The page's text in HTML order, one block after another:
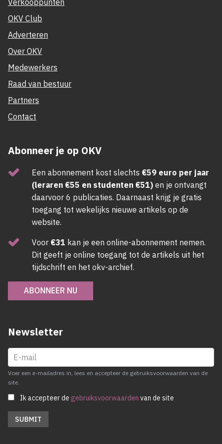
OKV Club
Adverteren
Over OKV
Medewerkers
Raad van bestuur
Partners
Contact
Abonneer je op OKV
Een abonnement kost slechts €59 euro per jaar
(leraren €55 en studenten €51) en je ontvangt
daarvoor 6 publicaties. Daarnaast krijg je gratis
toegang tot wekelijks nieuwe artikels op de
website.
Voor €31 kan je een online-abonnement nemen.
Dit geeft je online toegang tot de artikels uit het
tijdschrift en het okv-archief.
ABONNEER NU
Newsletter
Voer een e-mailadres in, lees en accepteer de gebruiksvoorwaarden van de
site.
Ik accepteer de gebruiksvoorwaarden van de site